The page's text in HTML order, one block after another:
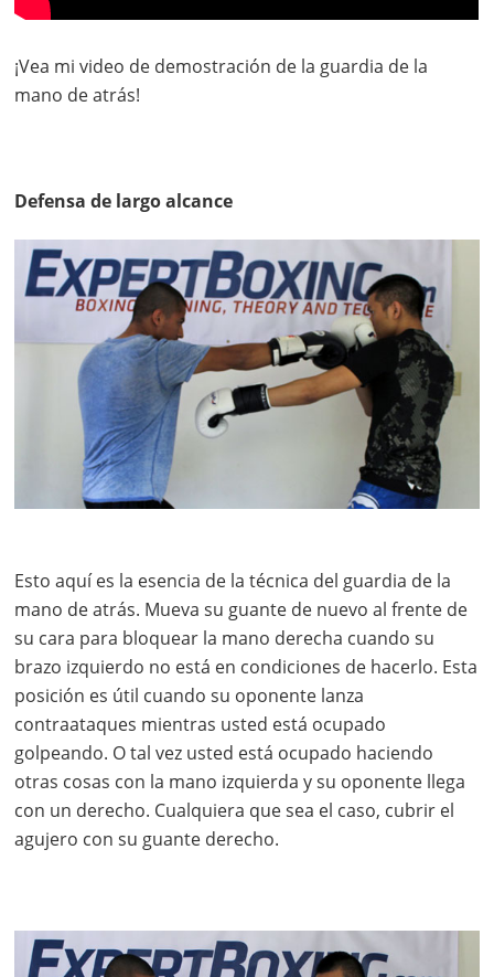
¡Vea mi video de demostración de la guardia de la
mano de atrás!
Defensa de largo alcance
Esto aquí es la esencia de la técnica del guardia de la
mano de atrás. Mueva su guante de nuevo al frente de
su cara para bloquear la mano derecha cuando su
brazo izquierdo no está en condiciones de hacerlo. Esta
posición es útil cuando su oponente lanza
contraataques mientras usted está ocupado
golpeando. O tal vez usted está ocupado haciendo
otras cosas con la mano izquierda y su oponente llega
con un derecho. Cualquiera que sea el caso, cubrir el
agujero con su guante derecho.